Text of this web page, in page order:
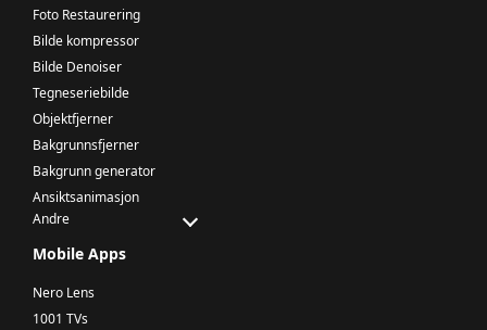
Foto Restaurering
Bilde kompressor
Bilde Denoiser
Tegneseriebilde
Objektfjerner
Bakgrunnsfjerner
Bakgrunn generator
Ansiktsanimasjon
Andre
Mobile Apps
Nero Lens
1001 TVs